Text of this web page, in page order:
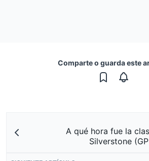
Comparte o guarda este
A qué hora fue la
Silverstone